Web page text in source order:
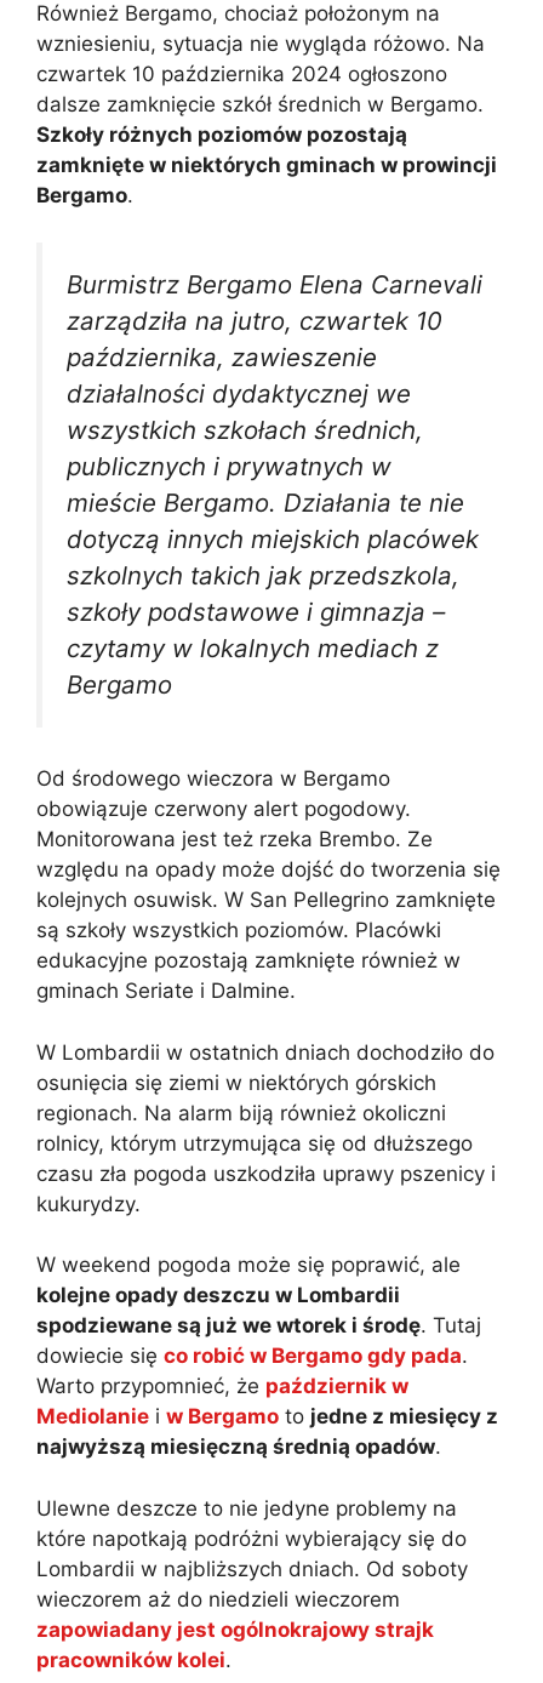
Również Bergamo, chociaż położonym na
wzniesieniu, sytuacja nie wygląda różowo. Na
czwartek 10 października 2024 ogłoszono
dalsze zamknięcie szkół średnich w Bergamo.
Szkoły różnych poziomów pozostają
zamknięte w niektórych gminach w prowincji
Bergamo.
Burmistrz Bergamo Elena Carnevali
zarządziła na jutro, czwartek 10
października, zawieszenie
działalności dydaktycznej we
wszystkich szkołach średnich,
publicznych i prywatnych w
mieście Bergamo. Działania te nie
dotyczą innych miejskich placówek
szkolnych takich jak przedszkola,
szkoły podstawowe i gimnazja –
czytamy w lokalnych mediach z
Bergamo
Od środowego wieczora w Bergamo
obowiązuje czerwony alert pogodowy.
Monitorowana jest też rzeka Brembo. Ze
względu na opady może dojść do tworzenia się
kolejnych osuwisk. W San Pellegrino zamknięte
są szkoły wszystkich poziomów. Placówki
edukacyjne pozostają zamknięte również w
gminach Seriate i Dalmine.
W Lombardii w ostatnich dniach dochodziło do
osunięcia się ziemi w niektórych górskich
regionach. Na alarm biją również okoliczni
rolnicy, którym utrzymująca się od dłuższego
czasu zła pogoda uszkodziła uprawy pszenicy i
kukurydzy.
W weekend pogoda może się poprawić, ale
kolejne opady deszczu w Lombardii
spodziewane są już we wtorek i środę. Tutaj
dowiecie się co robić w Bergamo gdy pada.
Warto przypomnieć, że październik w
Mediolanie i w Bergamo to jedne z miesięcy z
najwyższą miesięczną średnią opadów.
Ulewne deszcze to nie jedyne problemy na
które napotkają podróżni wybierający się do
Lombardii w najbliższych dniach. Od soboty
wieczorem aż do niedzieli wieczorem
zapowiadany jest ogólnokrajowy strajk
pracowników kolei.